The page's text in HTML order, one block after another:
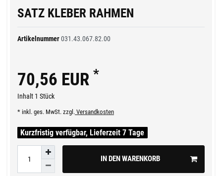
SATZ KLEBER RAHMEN
Artikelnummer031.43.067.82.00
70,56 EUR *
Inhalt 1 Stück
* inkl. ges. MwSt. zzgl. Versandkosten
Kurzfristig verfügbar, Lieferzeit 7 Tage
IN DEN WARENKORB